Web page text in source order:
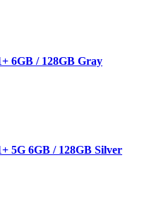
6GB / 128GB Gray
5G 6GB / 128GB Silver